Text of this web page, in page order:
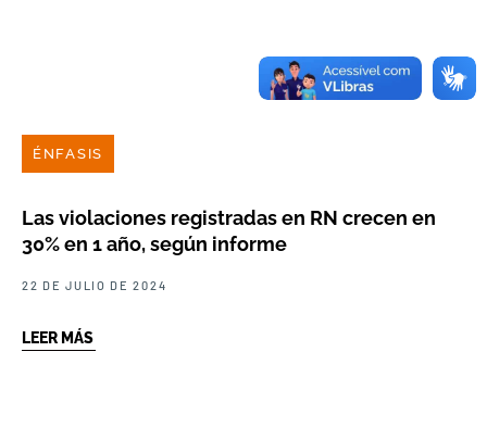
ÉNFASIS
Las violaciones registradas en RN crecen en
30% en 1 año, según informe
22 DE JULIO DE 2024
LEER MÁS